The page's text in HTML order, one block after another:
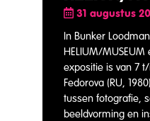
31 augustus
In Bunker
HELIUM/
expositie is van 7
Fedorova (RU,
tussen fotografie,
beeldvorming en